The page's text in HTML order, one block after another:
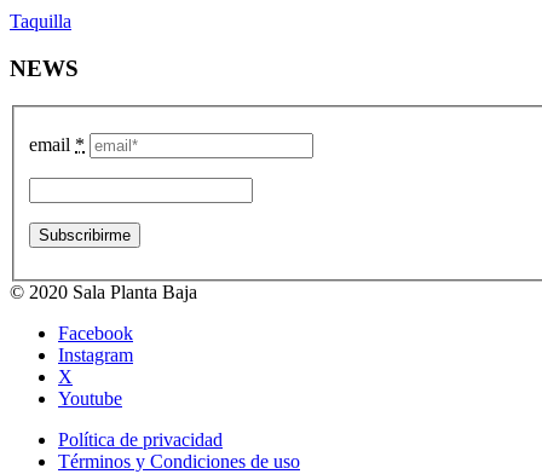
Taquilla
NEWS
email *
© 2020 Sala Planta Baja
Facebook
Instagram
X
Youtube
Política de privacidad
Términos y Condiciones de uso